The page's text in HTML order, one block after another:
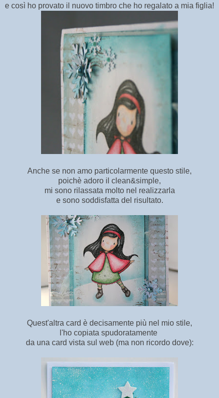
e così ho provato il nuovo timbro che ho regalato a mia figlia!
Anche se non amo particolarmente questo stile,
poichè adoro il clean&simple,
mi sono rilassata molto nel realizzarla
e sono soddisfatta del risultato.
Quest'altra card è decisamente più nel mio stile,
l'ho copiata spudoratamente
da una card vista sul web (ma non ricordo dove):